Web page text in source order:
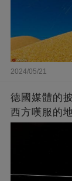
2024/05/21
德國媒體的
西方嘆服的